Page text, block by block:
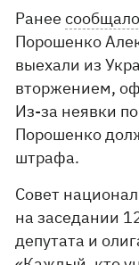
Ранее
Порошенко
выехали из
вторжением,
Из-за неявки
Порошенко
штрафа.
Совет
на заседании
депутата и